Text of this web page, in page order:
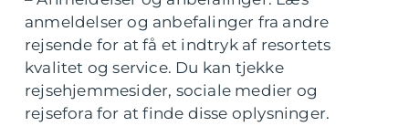
anmeldelser og anbefalinger fra andre
rejsende for at få et indtryk af resortets
kvalitet og service. Du kan tjekke
rejsehjemmesider, sociale medier og
rejsefora for at finde disse oplysninger.